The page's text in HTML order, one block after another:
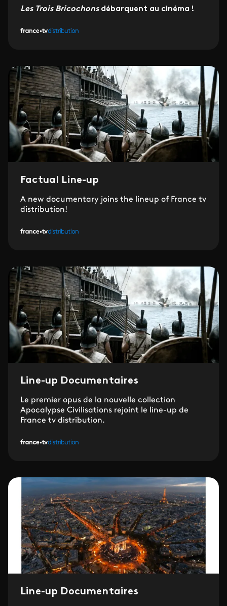
Les Trois Bricochonsdébarquent au cinéma !
Factual Line-up
A new documentary joins the lineup of France tv
distribution!
Line-up Documentaires
Le premier opus de la nouvelle collection
Apocalypse Civilisations rejoint le line-up de
France tv distribution.
Line-up Documentaires